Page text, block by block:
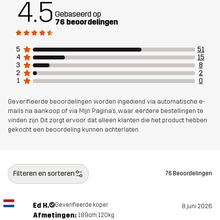
Pasvorm REGULAR
Materiál 1
80% Polyamide (Gerecycled), 20%
Elastaan
Ontworpen
voor
FIETSEN
4.5 Gebaseerd op
76 beoordelingen
5
51
4
15
3
8
2
2
1
0
Geverifieerde beoordelingen worden ingediend via automatische e-
mails na aankoop of via Mijn Pagina's, waar eerdere bestellingen te
vinden zijn. Dit zorgt ervoor dat alleen klanten die het product hebben
gekocht een beoordeling kunnen achterlaten.
Filteren en sorteren 76 Beoordelingen
Ed H. Geverifieerde koper 8 juni 2026
Afmetingen: 189cm, 120kg